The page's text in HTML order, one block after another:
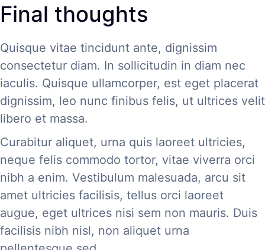
Final thoughts
Quisque vitae tincidunt ante, dignissim
consectetur diam. In sollicitudin in diam nec
iaculis. Quisque ullamcorper, est eget placerat
dignissim, leo nunc finibus felis, ut ultrices velit
libero et massa.
Curabitur aliquet, urna quis laoreet ultricies,
neque felis commodo tortor, vitae viverra orci
nibh a enim. Vestibulum malesuada, arcu sit
amet ultricies facilisis, tellus orci laoreet
augue, eget ultrices nisi sem non mauris. Duis
facilisis nibh nisl, non aliquet urna